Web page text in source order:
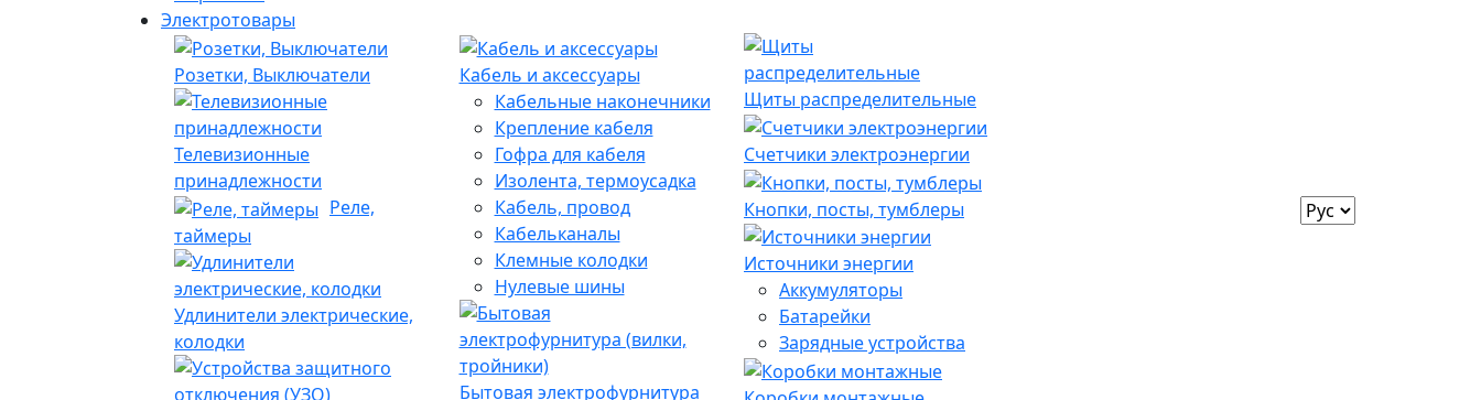
Электротовары
Розетки, Выключатели
Телевизионные
принадлежности
Реле,
таймеры
Удлинители электрические,
колодки
Кабель и аксессуары
Кабельные наконечники
Крепление кабеля
Гофра для кабеля
Изолента, термоусадка
Кабель, провод
Кабельканалы
Клемные колодки
Нулевые шины
Бытовая электрофурнитура
Щиты распределительные
Счетчики электроэнергии
Кнопки, посты, тумблеры
Источники энергии
Аккумуляторы
Батарейки
Зарядные устройства